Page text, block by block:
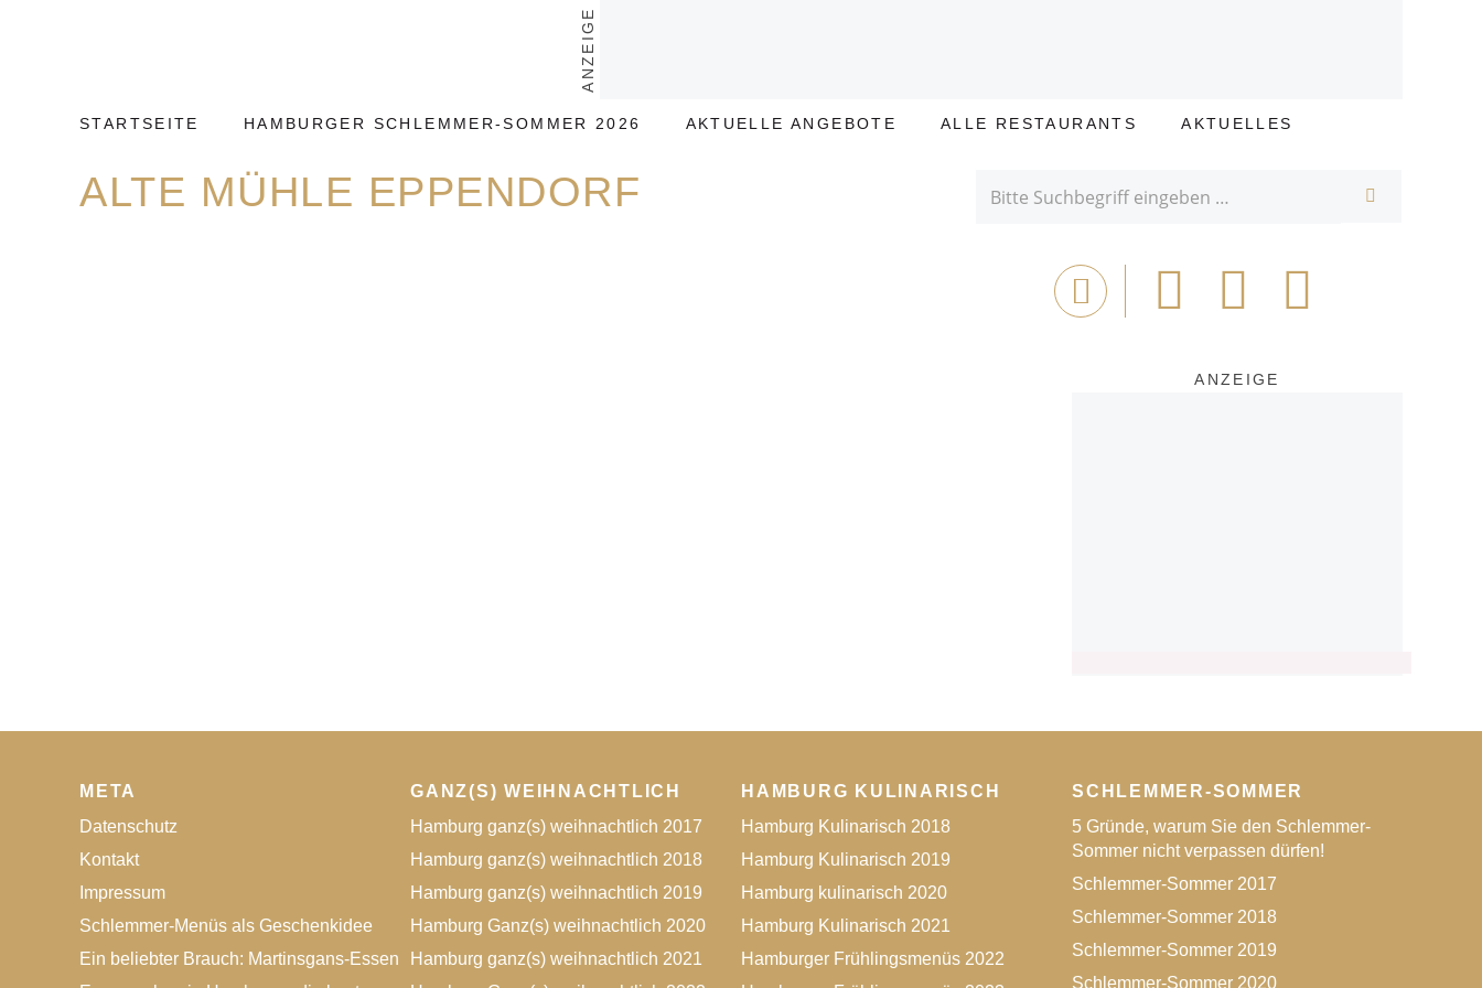
ANZEIGE
STARTSEITE HAMBURGER SCHLEMMER-SOMMER 2026 AKTUELLE ANGEBOTE ALLE RESTAURANTS AKTUELLES
ALTE MÜHLE EPPENDORF
Drucken
Bei
Facebook
teilen
Tweet
ANZEIGE
META
Datenschutz
Kontakt
Impressum
Schlemmer-Menüs als Geschenkidee
Ein beliebter Brauch: Martinsgans-Essen
GANZ(S) WEIHNACHTLICH
Hamburg ganz(s) weihnachtlich 2017
Hamburg ganz(s) weihnachtlich 2018
Hamburg ganz(s) weihnachtlich 2019
Hamburg Ganz(s) weihnachtlich 2020
Hamburg ganz(s) weihnachtlich 2021
HAMBURG KULINARISCH
Hamburg Kulinarisch 2018
Hamburg Kulinarisch 2019
Hamburg kulinarisch 2020
Hamburg Kulinarisch 2021
Hamburger Frühlingsmenüs 2022
SCHLEMMER-SOMMER
5 Gründe, warum Sie den Schlemmer-
Sommer nicht verpassen dürfen!
Schlemmer-Sommer 2017
Schlemmer-Sommer 2018
Schlemmer-Sommer 2019
Schlemmer-Sommer 2020